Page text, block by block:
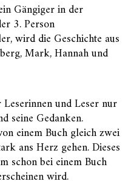
Gängiger in der
3. Person
wird die Geschichte aus
Mark, Hannah und
und Leser nur
seine Gedanken.
einem Buch gleich zwei
ans Herz gehen. Dieses
schon bei einem Buch
wird.